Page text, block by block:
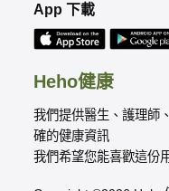
Heho健康
我們提供醫生、護理師
確的健康資訊
我們希望您能喜歡這份
App 下載